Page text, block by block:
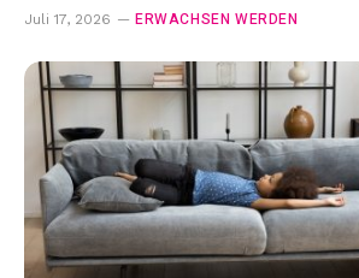
Juli 17, 2026 ERWACHSEN WERDEN